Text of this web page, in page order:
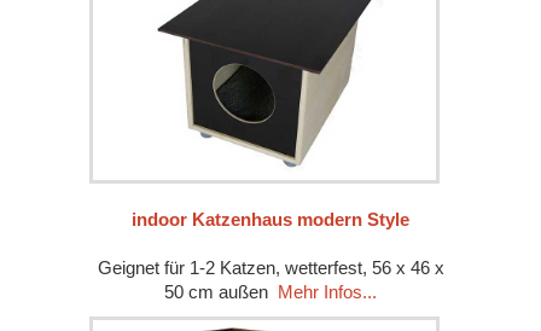
indoor Katzenhaus modern Style
Geignet für 1-2 Katzen, wetterfest, 56 x 46 x
50 cm außen
Mehr Infos...